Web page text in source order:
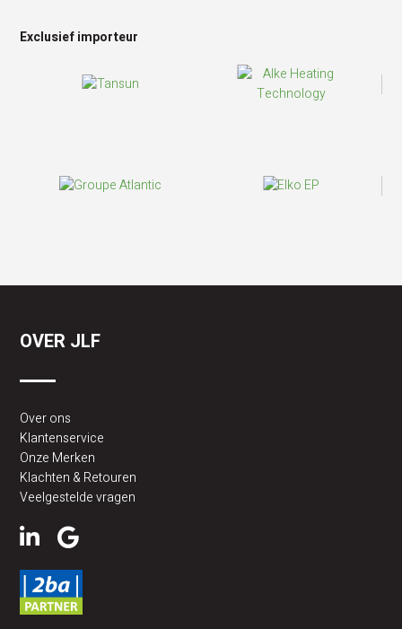
Exclusief importeur
OVER JLF
Over ons
Klantenservice
Onze Merken
Klachten & Retouren
Veelgestelde vragen